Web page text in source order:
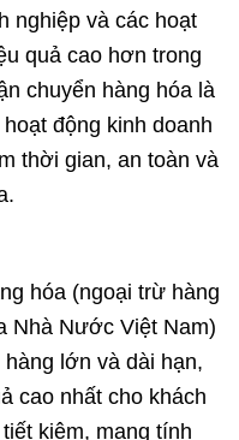
nghiệp và các hoạt
quả cao hơn trong
chuyển hàng hóa là
động kinh doanh
thời gian, an toàn và
hóa (ngoại trừ hàng
Nhà Nước Việt Nam)
lớn và dài hạn,
cao nhất cho khách
kiệm, mang tính